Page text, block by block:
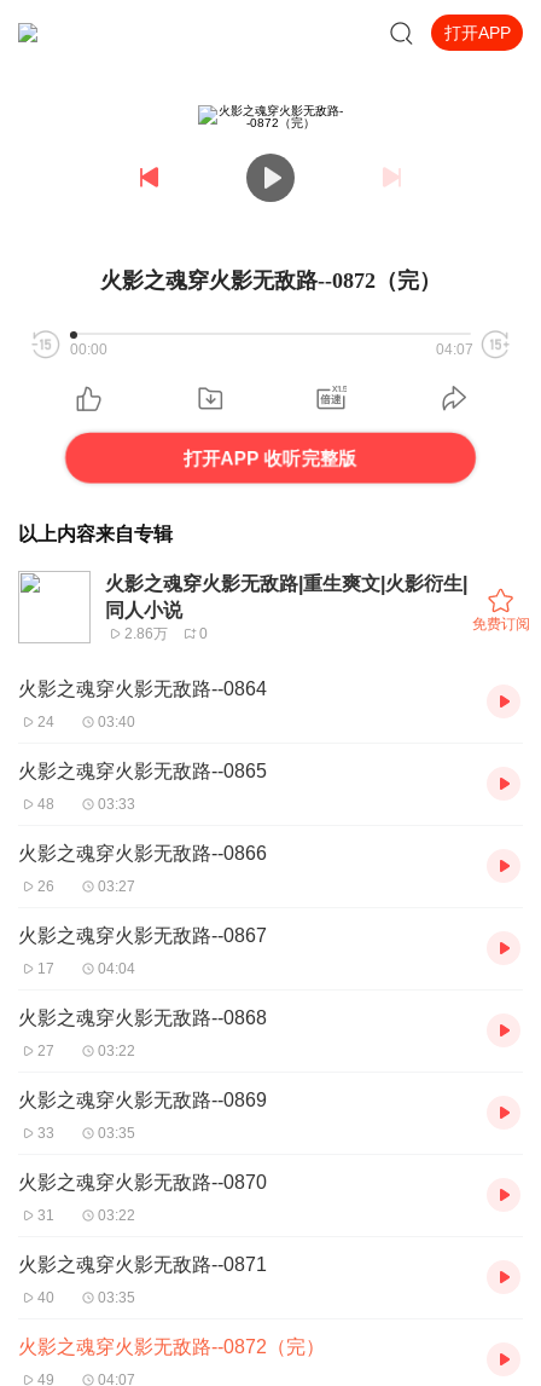
打开APP
火影之魂穿火影无敌路--0872（完）
00:00 04:07
打开APP 收听完整版
以上内容来自专辑
火影之魂穿火影无敌路|重生爽文|火影衍生|
同人小说
2.86万 0
免费订阅
火影之魂穿火影无敌路--0864
24 03:40
火影之魂穿火影无敌路--0865
48 03:33
火影之魂穿火影无敌路--0866
26 03:27
火影之魂穿火影无敌路--0867
17 04:04
火影之魂穿火影无敌路--0868
27 03:22
火影之魂穿火影无敌路--0869
33 03:35
火影之魂穿火影无敌路--0870
31 03:22
火影之魂穿火影无敌路--0871
40 03:35
火影之魂穿火影无敌路--0872（完）
49 04:07